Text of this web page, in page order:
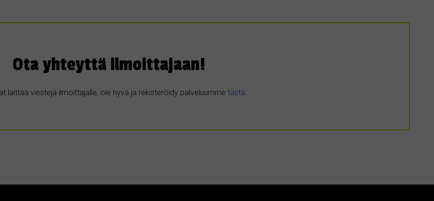
Ota yhteyttä ilmoittajaan!
laittaa viestejä ilmoittajalle, ole hyvä ja rekisteröidy palveluumme tästä.